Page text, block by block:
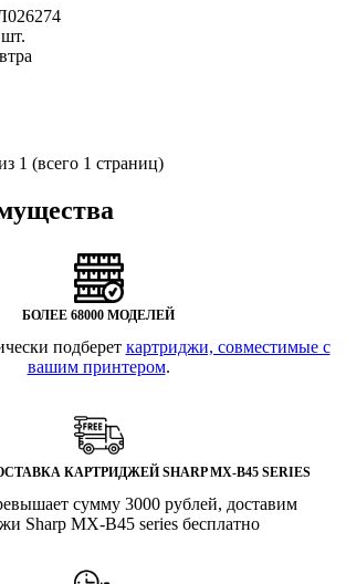
1 (всего 1 страниц)
БОЛЕЕ 68000 МОДЕЛЕЙ
подберет картриджи, совместимые с
вашим принтером.
КАРТРИДЖЕЙ SHARP MX-B45 SERIES
сумму 3000 рублей, доставим
Sharp MX-B45 series бесплатно